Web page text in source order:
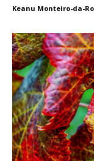
Keanu Monteiro-da-